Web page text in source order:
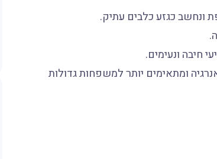
חיבה ונעימים.
ומתאימים יותר למשפחות גדולות